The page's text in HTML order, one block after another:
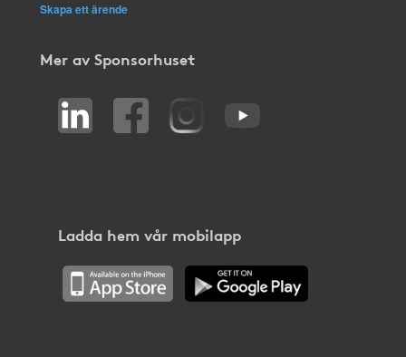
Skapa ett ärende
Mer av Sponsorhuset
Ladda hem vår mobilapp